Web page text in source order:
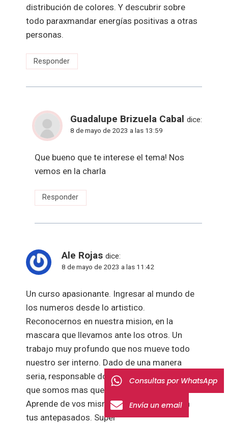
distribución de colores. Y descubrir sobre
todo paraxmandar energías positivas a otras
personas.
Responder
Guadalupe Brizuela Cabal dice:
8 de mayo de 2023 a las 13:59
Que bueno que te interese el tema! Nos
vemos en la charla
Responder
Ale Rojas dice:
8 de mayo de 2023 a las 11:42
Un curso apasionante. Ingresar al mundo de
los numeros desde lo artistico.
Reconocernos en nuestra mision, en la
mascara que llevamos ante los otros. Un
trabajo muy profundo que nos mueve todo
nuestro ser interno. Dado de una manera
seria, responsable donde queda muy claro
que somos mas que simples numeros.
Aprende de vos misma, de tu conexion con
tus antepasados. Super
Consultas por WhatsApp
Envía un email